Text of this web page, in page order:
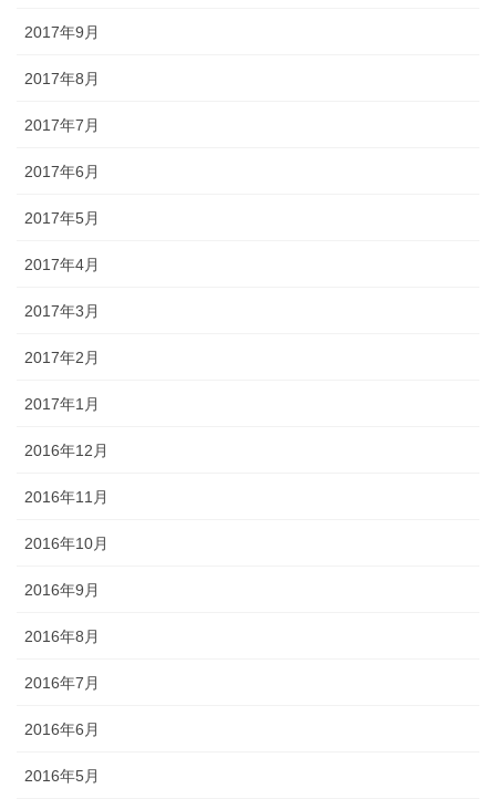
2017年9月
2017年8月
2017年7月
2017年6月
2017年5月
2017年4月
2017年3月
2017年2月
2017年1月
2016年12月
2016年11月
2016年10月
2016年9月
2016年8月
2016年7月
2016年6月
2016年5月